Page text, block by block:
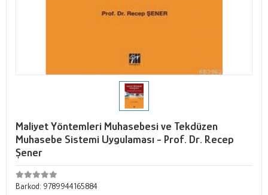
Maliyet Yöntemleri Muhasebesi ve Tekdüzen
Muhasebe Sistemi Uygulaması - Prof. Dr. Recep
Şener
Barkod: 9789944165884